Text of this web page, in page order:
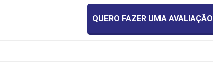
QUERO FAZER UMA AVALIAÇÃO